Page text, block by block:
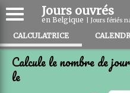
Jours ouvrés
en Belgique | Jours fériés
CALCULATRICE
Calcule le nombre de
le